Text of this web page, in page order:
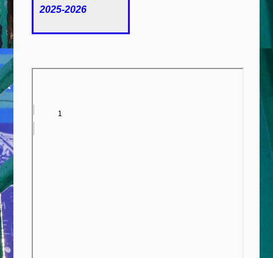
2025-2026